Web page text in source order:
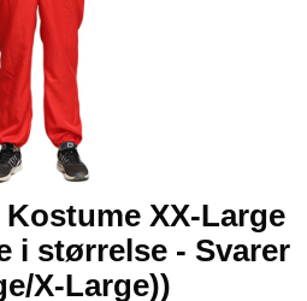
XX-Large
i størrelse - Svarer
X-Large))